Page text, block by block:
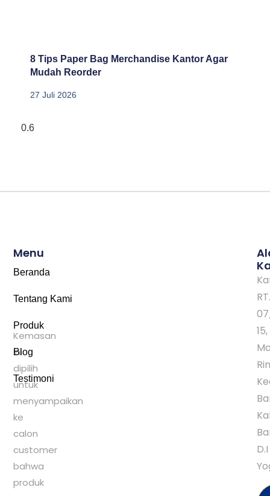
8 Tips Paper Bag Merchandise Kantor Agar
Mudah Reorder
27 Juli 2026
Kemasan
ini
dipilih
untuk
menyampaikan
ke
calon
customer
bahwa
produk
Menu
Beranda
Tentang Kami
Produk
Blog
Testimoni
RT.
15,
D.I